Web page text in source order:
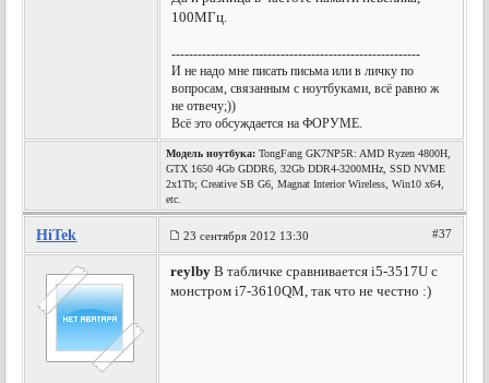
100МГц.
---------------------------------------------------------
И не надо мне писать письма или в личку по
вопросам, связанным с ноутбуками, всё равно ж
не отвечу;))
Всё это обсуждается на ФОРУМЕ.
Модель ноутбука: TongFang GK7NP5R: AMD Ryzen 4800H,
GTX 1650 4Gb GDDR6, 32Gb DDR4-3200MHz, SSD NVME
2x1Tb; Creative SB G6, Magnat Interior Wireless, Win10 x64,
etc.
HiTek 23 сентября 2012 13:30 #37
reylby В табличке сравнивается i5-3517U с
монстром i7-3610QM, так что не честно :)